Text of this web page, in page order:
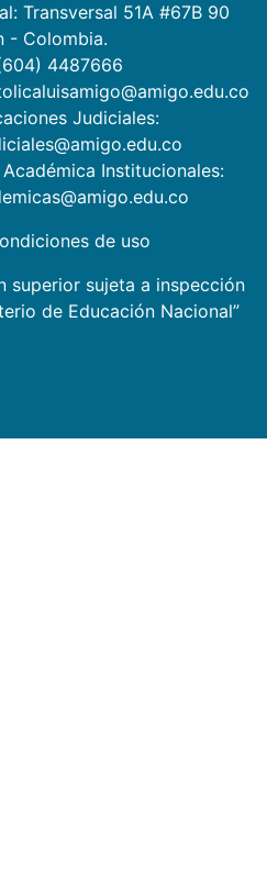
Transversal 51A #67B 90
- Colombia.
4487666
Judiciales:
Institucionales:
de uso
superior sujeta a inspección
de Educación Nacional”